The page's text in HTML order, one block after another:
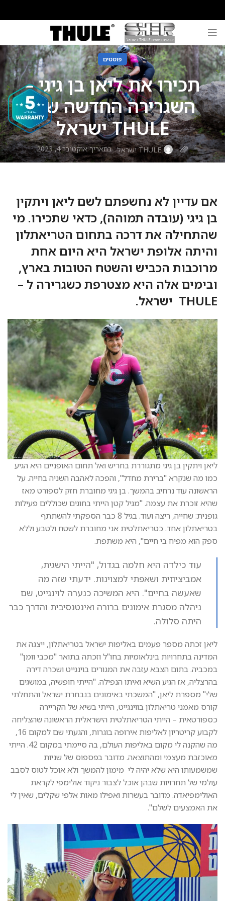
פוסטים
תכירו את ליאן בן גיגי –
השגרירה החדשה של
THULE ישראל
THULE ישראל בתאריך אוקטובר 4, 2023
אם עדיין לא נחשפתם לשם ליאן ויתקין
בן גיגי (עובדה תמוהה), כדאי שתכירו. מי
שהתחילה את דרכה בתחום הטריאתלון
והיתה אלופת ישראל היא היום אחת
מרוכבות הכביש והשטח הטובות בארץ,
ובימים אלה היא מצטרפת כשגרירה ל –
THULE ישראל.
ליאן ויתקין בן גיגי מתגוררת בחריש ואל תחום האופניים היא הגיע
כמו מה שנקרא "ברירת מחדל", והפכה לאהבה השניה בחייה. על
הראשונה עוד נרחיב בהמשך. בן גיגי מחוברת חזק לספורט מאז
שהיא זוכרת את עצמה. "מגיל קטן הייתי בחוגים שכוללים פעילות
גופנית: שחייה, ריצה ועוד. בגיל 8 כבר הספקתי להשתתף
בטריאתלון אחד. כטריאתלטית אני מחוברת לשטח ולטבע וללא
ספק הוא מפיח בי חיים", היא משתפת.
עוד כילדה היא חלמה בגדול, "הייתי הישגית,
אמביציוזית ושאפתי למצוינות. ידעתי שזה מה
שאעשה בחיים". היא המשיכה כנערה לוינגייט, שם
ניהלה מסגרת אימונים ברורה ואינטנסיבית והדרך כבר
היתה סלולה.
ליאן זכתה מספר פעמים באליפות ישראל בטריאתלון, ייצגה את
המדינה בתחרויות בינלאומיות בחו"ל וזכתה בתואר "מכבי וומן"
במכביה. בתום הצבא עזבה את המגורים בוינגייט ושכרה דירה
בהרצליה, אז הגיע השיא ואיתו הנפילה. "הייתי חופשיה, במושגים
שלי" מספרת ליאן, "המשכתי באימונים בנבחרת ישראל והתחלתי
קורס מאמני טריאתלון בווינגייט, הייתי בשיא של הקריירה
כספורטאית – הייתי הטריאתלטית הישראלית הראשונה שהצליחה
לקבוע קריטריון לאליפות אירופה בוגרות, והגעתי שם למקום 16,
מה שהקנה לי מקום באליפות העולם, בה סיימתי במקום 42. הייתי
מאוכזבת מעצמי ומהתוצאה. מדובר בפספוס של שניות
שמשמעותו היא שלא יהיה לי מימון להמשך ולא אוכל לטוס לסבב
עולמי של תחרויות שבהן אוכל לצבור ניקוד אולימפי לקראת
האולימפיאדה. מדובר בעשרות ואפילו מאות אלפי שקלים, שאין לי
את האמצעים לשלם".